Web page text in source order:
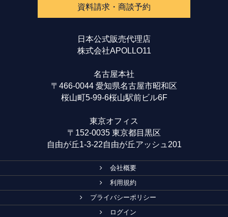
資料請求・商談予約
日本公式販売代理店
株式会社APOLLO11
名古屋本社
〒466-0044 愛知県名古屋市昭和区
桜山町5-99-6桜山駅前ビル6F
東京オフィス
〒152-0035 東京都目黒区
自由が丘1-3-22自由が丘アッシュ201
会社概要
利用規約
プライバシーポリシー
ログイン